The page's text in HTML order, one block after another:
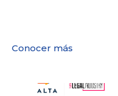
Conocer más